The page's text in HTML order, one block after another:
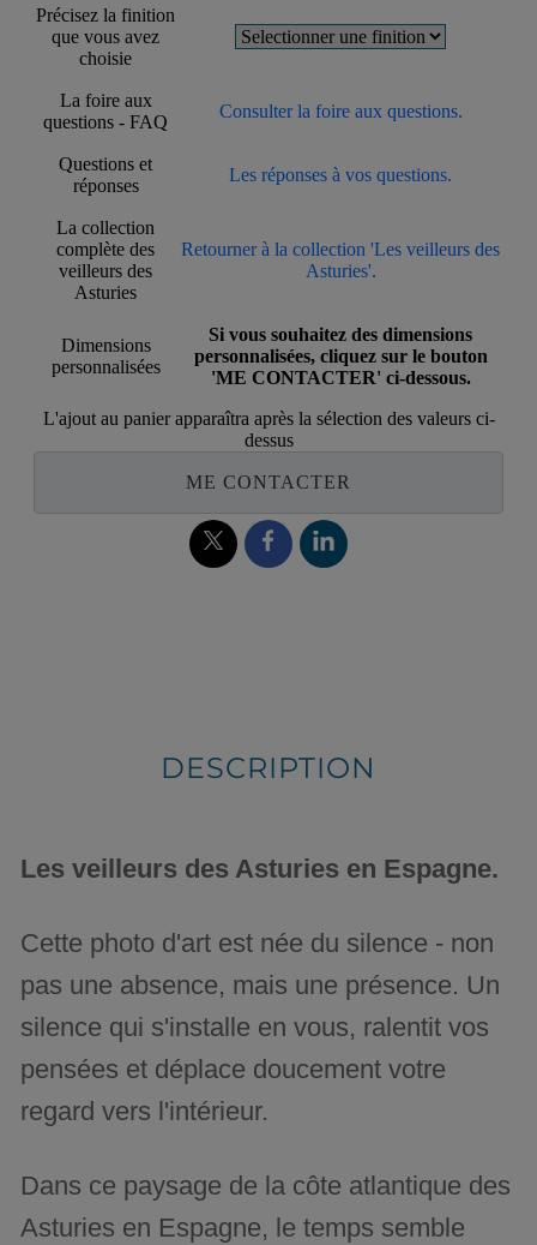
Précisez la finition
que vous avez
choisie
La foire aux
questions - FAQ
Consulter la foire aux questions.
Questions et
réponses
Les réponses à vos questions.
La collection
complète des
veilleurs des
Asturies
Retourner à la collection 'Les veilleurs des
Asturies'.
Dimensions
personnalisées
Si vous souhaitez des dimensions
personnalisées, cliquez sur le bouton
'ME CONTACTER' ci-dessous.
L'ajout au panier apparaîtra après la sélection des valeurs ci-
dessus
ME CONTACTER
DESCRIPTION
Les veilleurs des Asturies en Espagne.
Cette photo d'art est née du silence - non
pas une absence, mais une présence. Un
silence qui s'installe en vous, ralentit vos
pensées et déplace doucement votre
regard vers l'intérieur.
Dans ce paysage de la côte atlantique des
Asturies en Espagne, le temps semble